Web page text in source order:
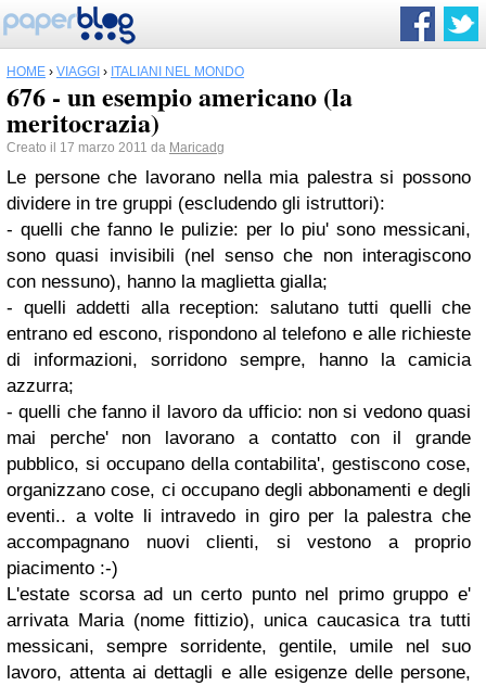
HOME › VIAGGI › ITALIANI NEL MONDO
676 - un esempio americano (la
meritocrazia)
Creato il 17 marzo 2011 da Maricadg
Le persone che lavorano nella mia palestra si possono
dividere in tre gruppi (escludendo gli istruttori):
- quelli che fanno le pulizie: per lo piu' sono messicani,
sono quasi invisibili (nel senso che non interagiscono
con nessuno), hanno la maglietta gialla;
- quelli addetti alla reception: salutano tutti quelli che
entrano ed escono, rispondono al telefono e alle richieste
di informazioni, sorridono sempre, hanno la camicia
azzurra;
- quelli che fanno il lavoro da ufficio: non si vedono quasi
mai perche' non lavorano a contatto con il grande
pubblico, si occupano della contabilita', gestiscono cose,
organizzanocose, ci occupano degli abbonamenti e degli
eventi.. a volte li intravedo in giro per la palestra che
accompagnano nuovi clienti, si vestono a proprio
piacimento :-)
L'estate scorsa ad un certo punto nel primo gruppo e'
arrivata Maria (nome fittizio), unica caucasica tra tutti
messicani, sempre sorridente, gentile, umile nel suo
lavoro, attenta ai dettagli e alle esigenze delle persone,